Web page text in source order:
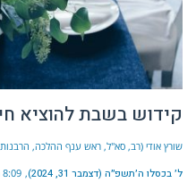
קידוש בשבת להוציא
שורץ אודי (רב, סא"ל, ראש ענף ההלכה,
ל׳ בכסלו ה׳תשפ״ה (דצמבר 31, 2024) 8:09 pm